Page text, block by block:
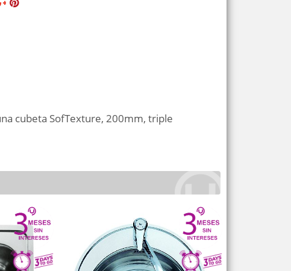
cubeta SofTexture, 200mm, triple